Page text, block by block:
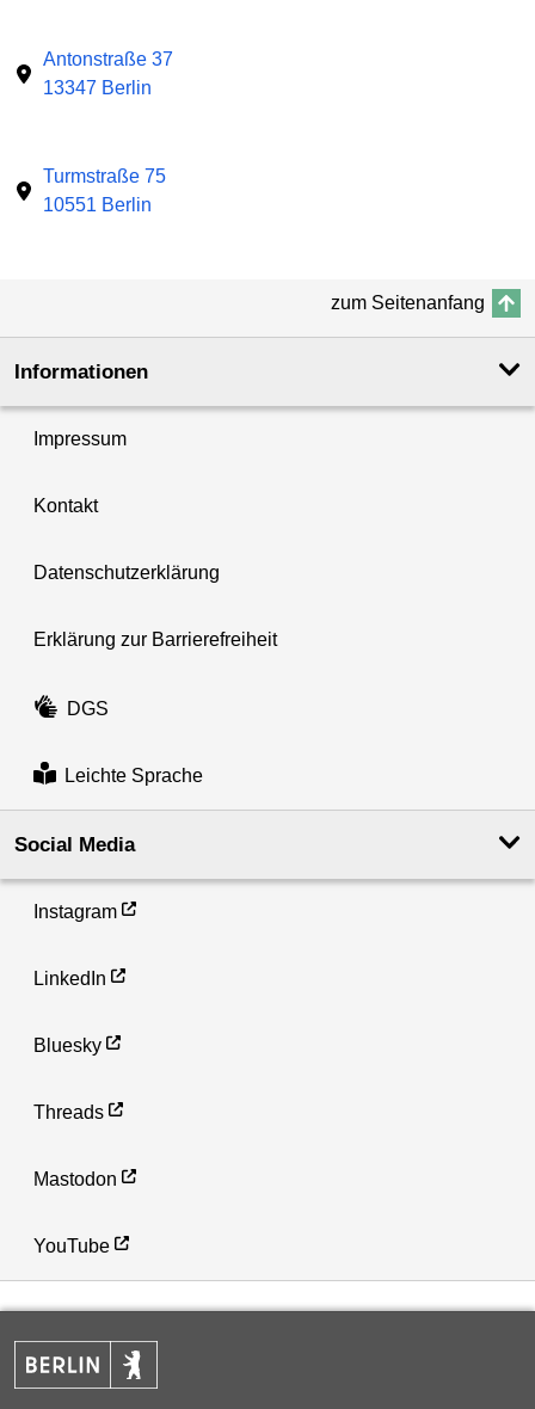
Antonstraße 37
13347 Berlin
Turmstraße 75
10551 Berlin
zum Seitenanfang
Informationen
Impressum
Kontakt
Datenschutzerklärung
Erklärung zur Barrierefreiheit
DGS
Leichte Sprache
Social Media
Instagram
LinkedIn
Bluesky
Threads
Mastodon
YouTube